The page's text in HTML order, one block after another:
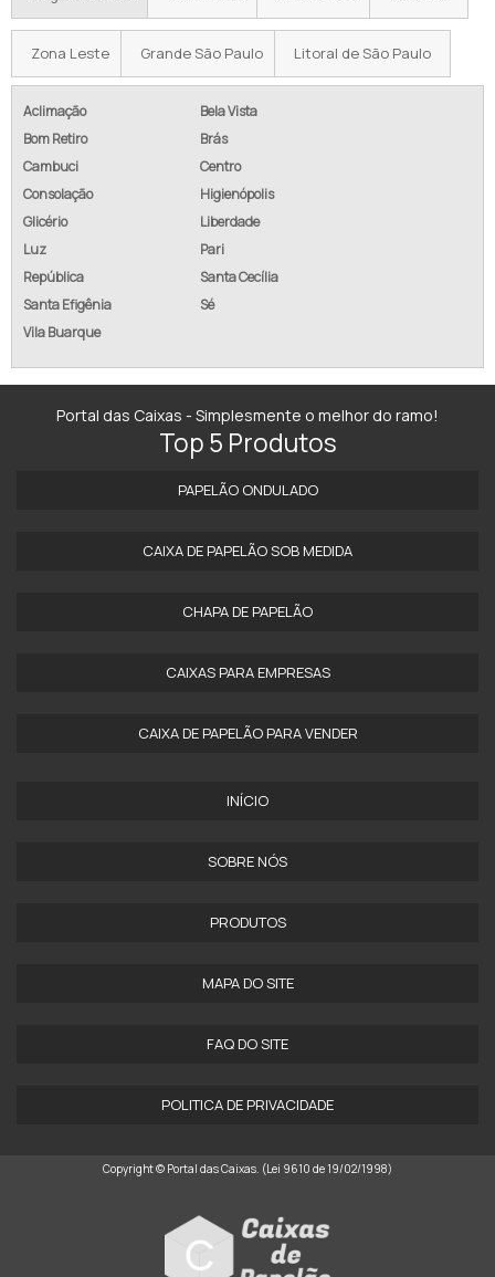
Zona Leste Grande São Paulo Litoral de São Paulo
Aclimação
Bela Vista
Bom Retiro
Brás
Cambuci
Centro
Consolação
Higienópolis
Glicério
Liberdade
Luz
Pari
República
Santa Cecília
Santa Efigênia
Sé
Vila Buarque
Portal das Caixas - Simplesmente o melhor do ramo!
Top 5 Produtos
PAPELÃO ONDULADO
CAIXA DE PAPELÃO SOB MEDIDA
CHAPA DE PAPELÃO
CAIXAS PARA EMPRESAS
CAIXA DE PAPELÃO PARA VENDER
INÍCIO
SOBRE NÓS
PRODUTOS
MAPA DO SITE
FAQ DO SITE
POLITICA DE PRIVACIDADE
Copyright © Portal das Caixas. (Lei 9610 de 19/02/1998)